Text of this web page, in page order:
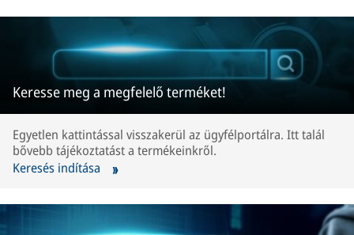
Keresse meg a megfelelő terméket!
Egyetlen kattintással visszakerül az ügyfélportálra. Itt talál
bővebb tájékoztatást a termékeinkről.
Keresés indítása